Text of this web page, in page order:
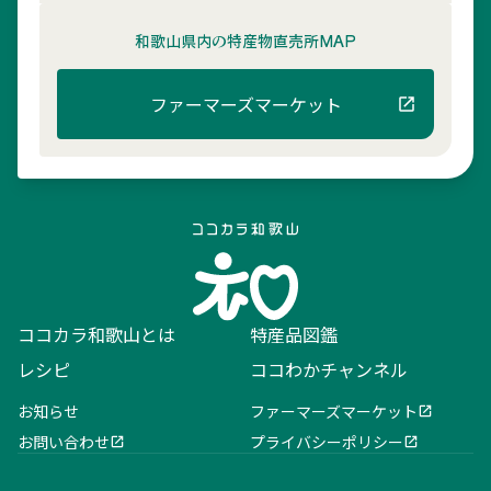
和歌山県内の特産物直売所MAP
ファーマーズマーケット
ココカラ和歌山とは
特産品図鑑
レシピ
ココわかチャンネル
お知らせ
ファーマーズマーケット
お問い合わせ
プライバシーポリシー